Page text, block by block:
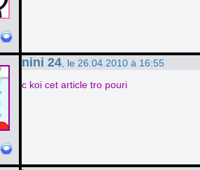
nini 24 , le 26.04.2010 à 16:55
c koi cet article tro pouri